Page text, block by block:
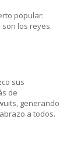
popular:
los reyes.
sus
de
generando
a todos.